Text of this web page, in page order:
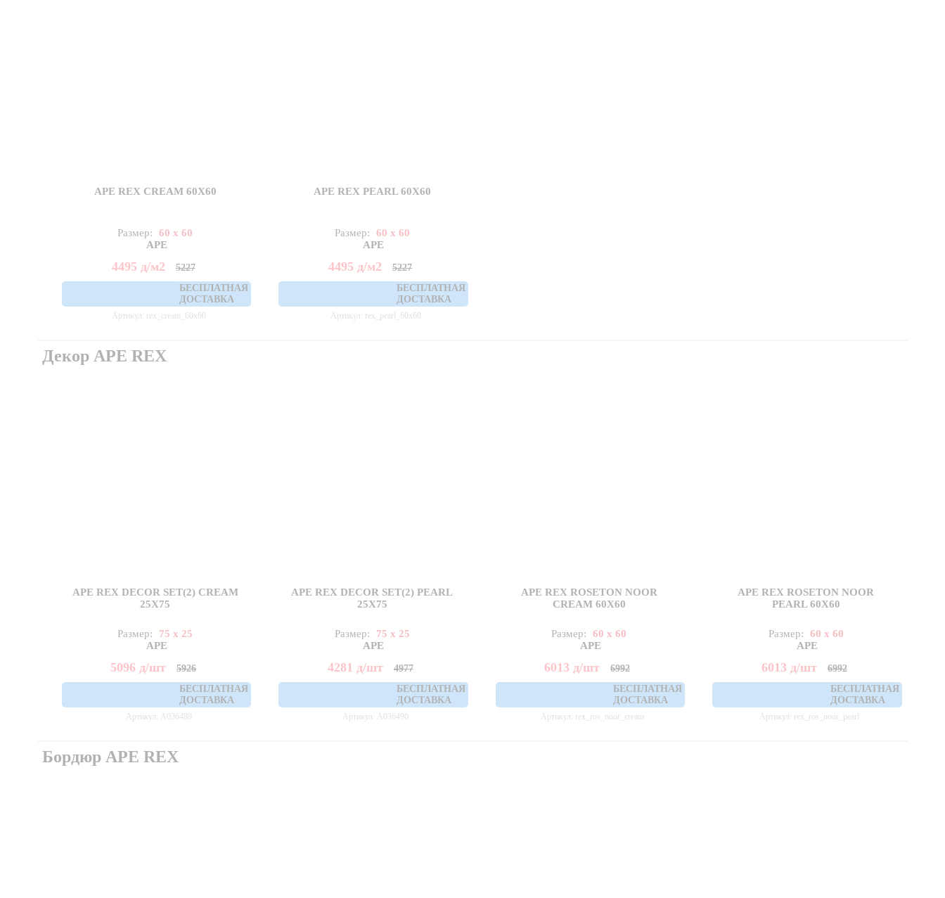
APE REX CREAM 60X60
Размер:
60 x 60
APE
4495 д/м2
5227
БЕСПЛАТНАЯ
ДОСТАВКА
Артикул: rex_cream_60x60
APE REX PEARL 60X60
Размер:
60 x 60
APE
4495д/м2
5227
БЕСПЛАТНАЯ
ДОСТАВКА
Артикул: rex_pearl_60x60
Декор APE REX
APE REX DECOR SET(2) CREAM
25X75
Размер:
75 x 25
APE
5096д/шт
5926
БЕСПЛАТНАЯ
ДОСТАВКА
Артикул: A036489
APE REX DECOR SET(2) PEARL
25X75
Размер:
75 x 25
APE
4281 д/шт
4977
БЕСПЛАТНАЯ
ДОСТАВКА
Артикул: A036490
APE REX ROSETON NOOR
CREAM 60X60
Размер:
60 x 60
APE
6013д/шт
6992
БЕСПЛАТНАЯ
ДОСТАВКА
Артикул: rex_ros_noor_cream
APE REX ROSETON NOOR
PEARL 60X60
Размер:
60 x 60
APE
6013 д/шт
6992
БЕСПЛАТНАЯ
ДОСТАВКА
Артикул: rex_ros_noor_pearl
Бордюр APE REX